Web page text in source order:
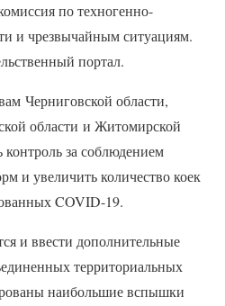
по техногенно-
и чрезвычайным ситуациям.
портал.
Черниговской области,
области и Житомирской
за соблюдением
и увеличить количество коек
COVID-19.
и ввести дополнительные
территориальных
наибольшие вспышки